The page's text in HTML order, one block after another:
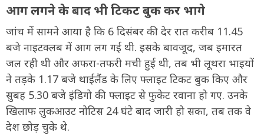
आग लगने के बाद भी टिकट बुक कर भागे
जांच में सामने आया है कि 6 दिसंबर की देर रात करीब 11.45
बजे नाइटक्लब में आग लग गई थी. इसके बावजूद, जब इमारत
जल रही थी और अफरा-तफरी मची हुई थी, तब भी लूथरा भाइयों
ने तड़के 1.17 बजे थाईलैंड के लिए फ्लाइट टिकट बुक किए और
सुबह 5.30 बजे इंडिगो की फ्लाइट से फुकेट रवाना हो गए. उनके
खिलाफ लुकआउट नोटिस 24 घंटे बाद जारी हो सका, तब तक वे
देश छोड़ चुके थे.